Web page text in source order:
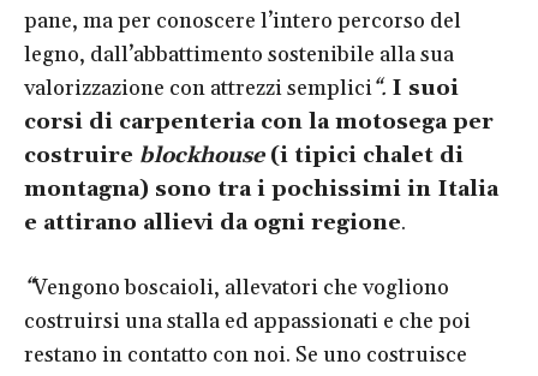
pane, ma per conoscere l’intero percorso del
legno, dall’abbattimento sostenibile alla sua
valorizzazione con attrezzi semplici“. I suoi
corsi di carpenteria con la motosega per
costruire blockhouse(i tipici chalet di
montagna) sono tra i pochissimi in Italia
e attirano allievi da ogni regione.
“Vengono boscaioli, allevatori che vogliono
costruirsi una stalla ed appassionati e che poi
restano in contatto con noi. Se uno costruisce